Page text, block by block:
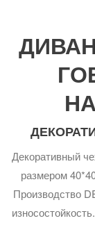
Декоративный
размером
Производство